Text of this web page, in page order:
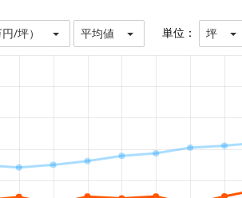
/坪） 平均値 単位： 坪